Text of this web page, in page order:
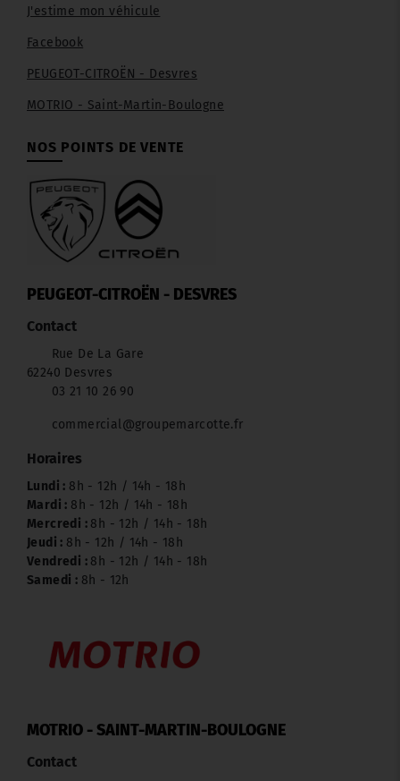
J'estime mon véhicule
Facebook
PEUGEOT-CITROËN - Desvres
MOTRIO - Saint-Martin-Boulogne
NOS POINTS DE VENTE
PEUGEOT-CITROËN - DESVRES
Contact
Rue De La Gare
62240 Desvres
03 21 10 26 90
commercial@groupemarcotte.fr
Horaires
Lundi : 8h - 12h / 14h - 18h
Mardi : 8h - 12h / 14h - 18h
Mercredi : 8h - 12h / 14h - 18h
Jeudi : 8h - 12h / 14h - 18h
Vendredi : 8h - 12h / 14h - 18h
Samedi : 8h - 12h
MOTRIO - SAINT-MARTIN-BOULOGNE
Contact